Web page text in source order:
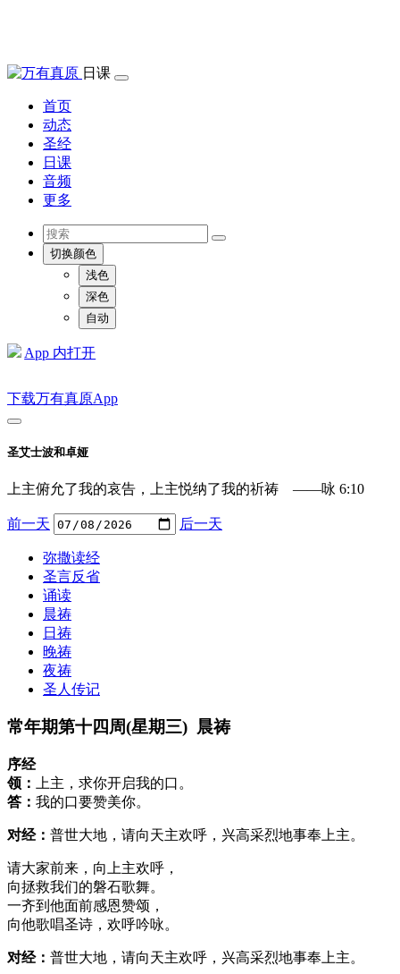
日课
首页
动态
圣经
日课
音频
更多
切换颜色
浅色
深色
自动
App 内打开
下载万有真原App
圣艾士波和卓娅
上主俯允了我的哀告，上主悦纳了我的祈祷 ——咏 6:10
前一天 后一天
弥撒读经
圣言反省
诵读
晨祷
日祷
晚祷
夜祷
圣人传记
常年期第十四周(星期三) 晨祷
序经
领：
上主，求你开启我的口。
答： 我的口要赞美你。
对经： 普世大地，请向天主欢呼，兴高采烈地事奉上主。
请大家前来，向上主欢呼，
向拯救我们的磐石歌舞。
一齐到他面前感恩赞颂，
向他歌唱圣诗，欢呼吟咏。
对经： 普世大地，请向天主欢呼，兴高采烈地事奉上主。